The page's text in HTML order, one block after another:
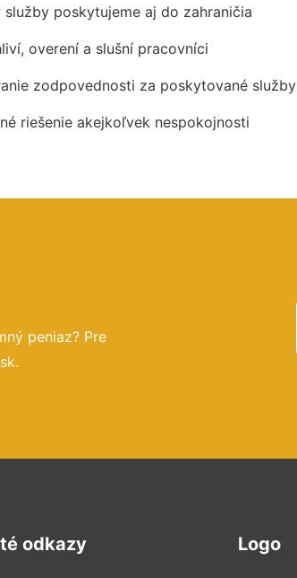
služby poskytujeme aj do zahraničia
overení a slušní pracovníci
zodpovednosti za poskytované služby
riešenie akejkoľvek nespokojnosti
peniaz? Pre
odkazy Logo